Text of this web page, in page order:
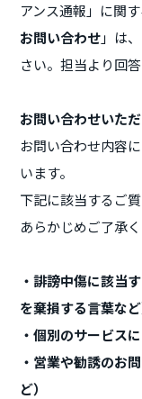
アンス通報」に関
お問い合わせ」は
さい。担当より回
お問い合わせいた
お問い合わせ内容
います。
下記に該当するご
あらかじめご了承く
・誹謗中傷に該当
を棄損する言葉など
・個別のサービス
・営業や勧誘のお
ど）